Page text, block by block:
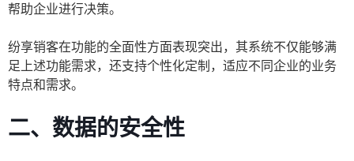
帮助企业进行决策。
纷享销客在功能的全面性方面表现突出，其系统不仅能够满
足上述功能需求，还支持个性化定制，适应不同企业的业务
特点和需求。
二、数据的安全性